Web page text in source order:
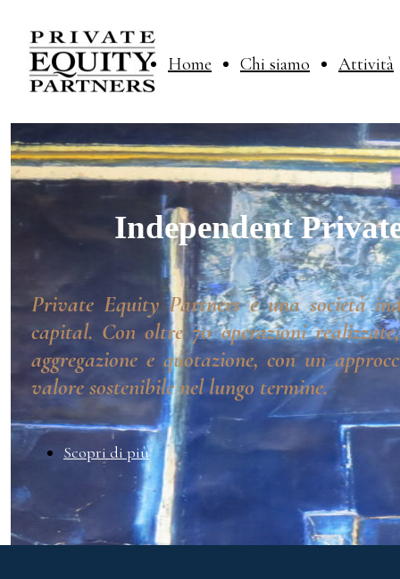
Home Chi siamo Attività
Independent
Private Equity Partners è una società
capital. Con oltre 70 operazioni
aggregazione e quotazione, con un
valore sostenibile nel lungo termine.
Scopri di più